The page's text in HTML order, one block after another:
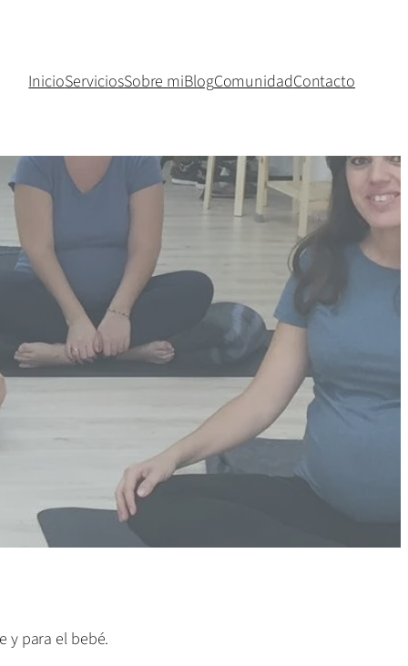
InicioServiciosSobre miBlogComunidadContacto
y para el bebé.